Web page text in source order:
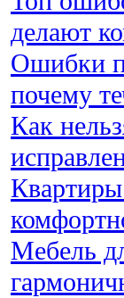
делают
Ошибки
почему
Как
Мебель